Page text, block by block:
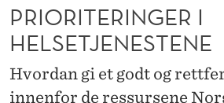
R
S
E
PRIORITERINGER I
HELSETJENESTENE
Hvordan gi et godt og
innenfor de ressursene